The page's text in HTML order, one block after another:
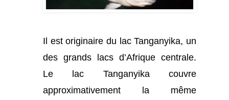
Il est originaire du lac Tanganyika, un
des grands lacs d’Afrique centrale.
Le lac Tanganyika couvre
approximativement la même